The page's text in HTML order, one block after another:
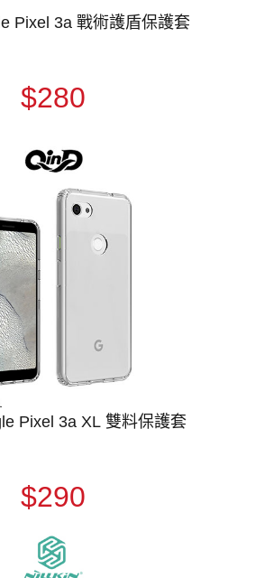
Pixel 3a 戰術護盾保護套
$280
Pixel 3a XL 雙料保護套
$290